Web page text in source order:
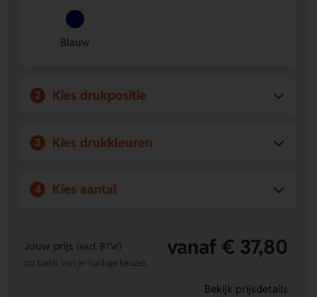
Blauw
2 Kies drukpositie
3 Kies drukkleuren
4 Kies aantal
Jouw prijs (excl. BTW) vanaf € 37,80
op basis van je huidige keuzes
Bekijk prijsdetails